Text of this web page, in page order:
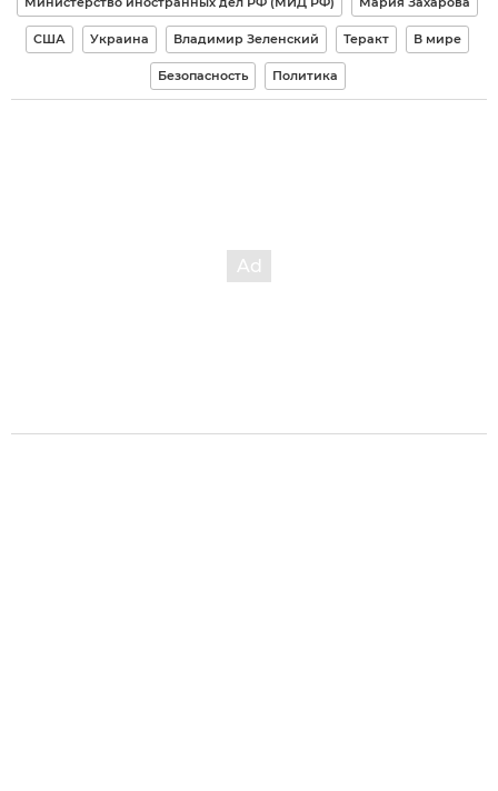
США Украина Владимир Зеленский Теракт В мире
Безопасность Политика